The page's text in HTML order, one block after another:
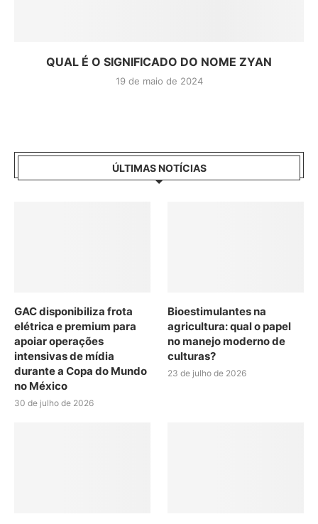
QUAL É O SIGNIFICADO DO NOME ZYAN
19 de maio de 2024
ÚLTIMAS NOTÍCIAS
GAC disponibiliza frota
elétrica e premium para
apoiar operações
intensivas de mídia
durante a Copa do Mundo
no México
30 de julho de 2026
Bioestimulantes na
agricultura: qual o papel
no manejo moderno de
culturas?
23 de julho de 2026